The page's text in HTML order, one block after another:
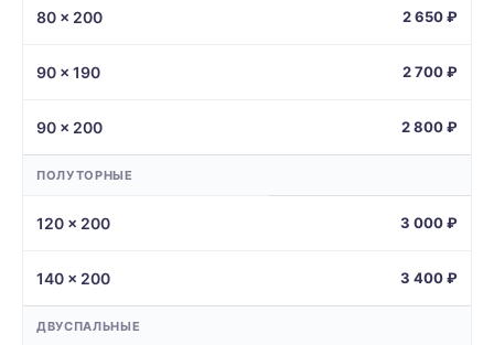
80 × 200 2 650 ₽
90 × 190 2 700 ₽
90 × 200 2 800 ₽
ПОЛУТОРНЫЕ
120 × 200 3 000 ₽
140 × 200 3 400 ₽
ДВУСПАЛЬНЫЕ